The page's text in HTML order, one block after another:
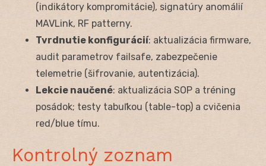
(indikátory kompromitácie), signatúry anomálií
MAVLink, RF patterny.
Tvrdnutie konfigurácií: aktualizácia firmware,
audit parametrov failsafe, zabezpečenie
telemetrie (šifrovanie, autentizácia).
Lekcie naučené: aktualizácia SOP a tréning
posádok; testy tabuľkou (table-top) a cvičenia
red/blue tímu.
Kontrolný zoznam